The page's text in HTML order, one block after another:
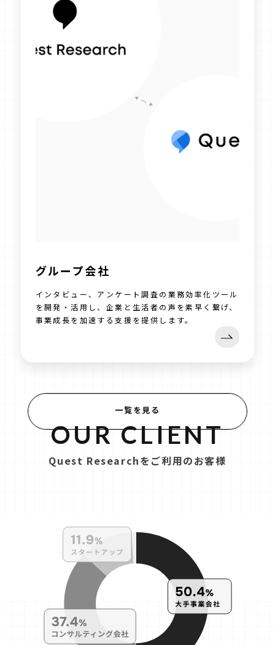
グループ会社
インタビュー、アンケート調査の業務効率化ツール
を開発・活用し、企業と生活者の声を素早く繋げ、
事業成長を加速する支援を提供します。
一覧を見る
OUR CLIENT
Quest Researchをご利用のお客様